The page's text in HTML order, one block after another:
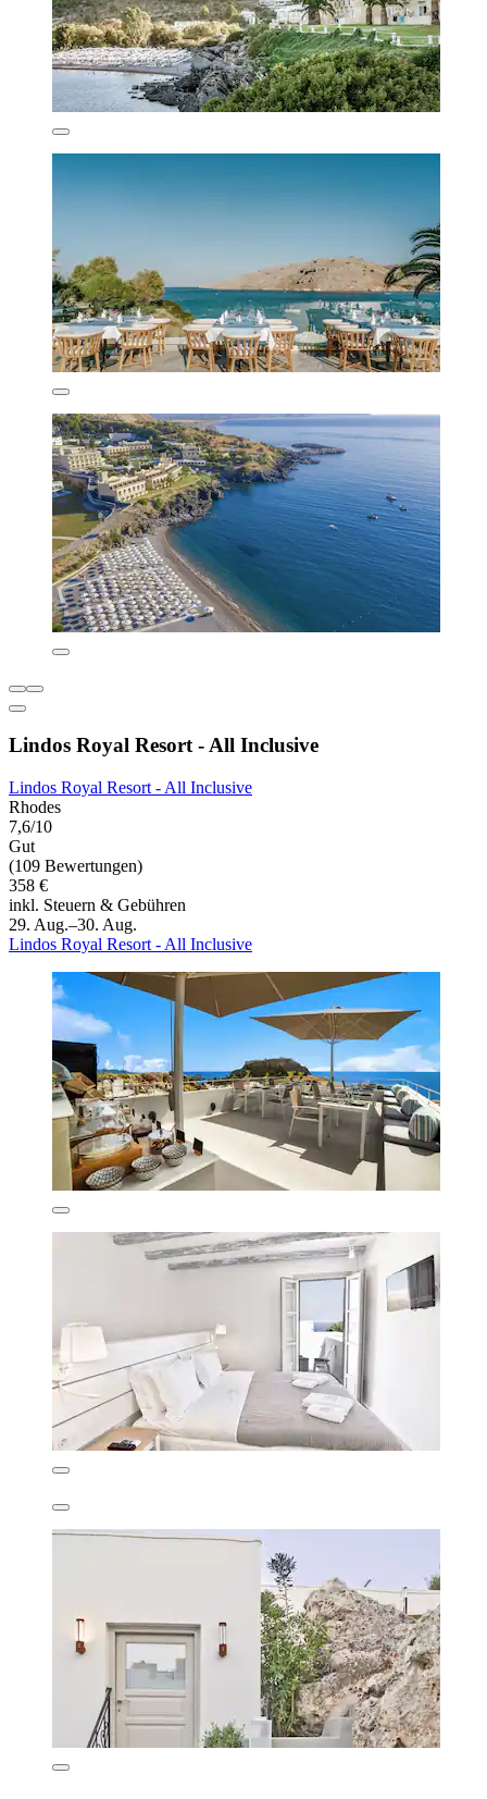
Lindos Royal Resort - All Inclusive
Lindos Royal Resort - All Inclusive
Rhodes
7,6/10
Gut
(109 Bewertungen)
358 €
inkl. Steuern & Gebühren
29. Aug.–30. Aug.
Lindos Royal Resort - All Inclusive